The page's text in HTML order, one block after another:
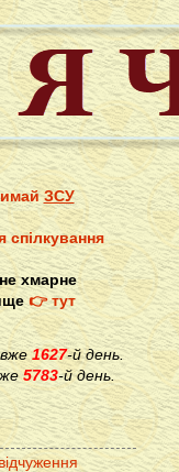
ЗСУ
спілкування
хмарне
👉 тут
вже1627-й день.
5783-й день.